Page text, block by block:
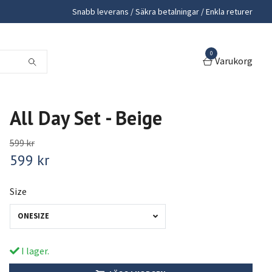
Snabb leverans / Säkra betalningar / Enkla returer
0
Varukorg
All Day Set - Beige
599 kr
599 kr
Size
ONESIZE
I lager.